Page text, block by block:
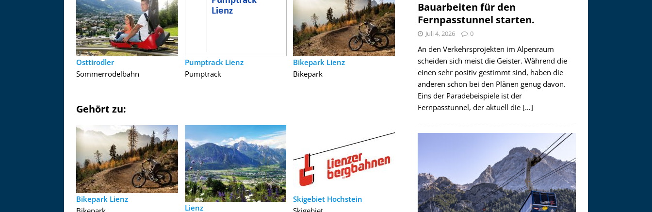
Osttirodler
Sommerrodelbahn
Pumptrack Lienz
Pumptrack
Bikepark Lienz
Bikepark
Gehört zu:
Bikepark Lienz
Lienz
Skigebiet Hochstein
Bauarbeiten für den
Fernpasstunnel starten.
Juli 4, 2026 0
An den Verkehrsprojekten im Alpenraum
scheiden sich meist die Geister. Während die
einen sehr positiv gestimmt sind, haben die
anderen schon bei den Plänen genug davon.
Eins der Paradebeispiele ist der
Fernpasstunnel, der aktuell die […]